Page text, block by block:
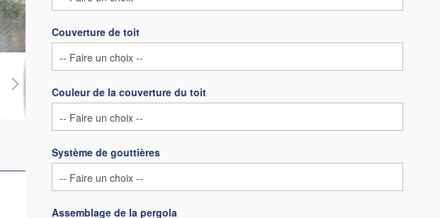
Couverture de toit
Couleur de la couverture du toit
Système de gouttières
Assemblage de la pergola